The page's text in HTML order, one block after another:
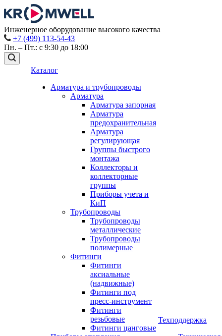
Инженерное оборудование высокого качества
+7 (499) 113-54-43
Пн. – Пт.: с 9:30 до 18:00
Каталог
Арматура и трубопроводы
Арматура
Арматура запорная
Арматура
предохранительная
Арматура
регулирующая
Группы быстрого
монтажа
Коллекторы и
коллекторные
группы
Приборы учета и
КиП
Трубопроводы
Трубопроводы
металлические
Трубопроводы
полимерные
Фитинги
Фитинги
аксиальные
(надвижные)
Фитинги под
пресс-инструмент
Фитинги
резьбовые
Фитинги цанговые
Техподдержка